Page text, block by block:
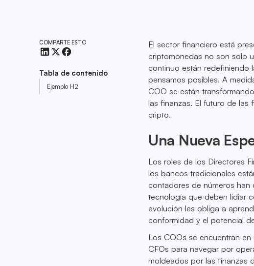
COMPARTE ESTO
Tabla de contenido
Ejemplo H2
El sector financiero está
criptomonedas no son solo
continuo están redefiniendo
pensamos posibles. A
COO se están
las finanzas. El futuro de las
cripto.
Una Nueva
Los roles de los Directores
los bancos tradicionales
contadores de números
tecnología que deben lidiar
evolución les obliga a
conformidad y el potencial
Los COOs se encuentran
CFOs para navegar por
moldeados por las finanzas